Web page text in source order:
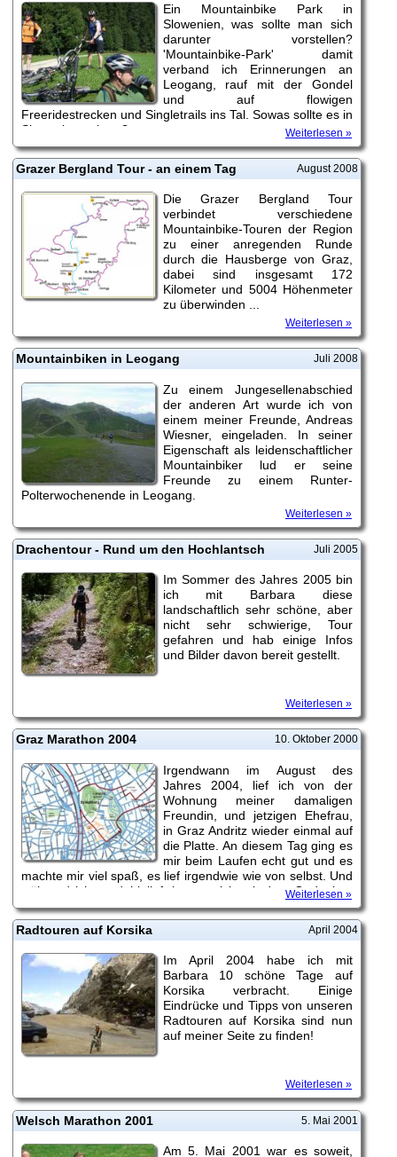
Ein Mountainbike Park in
Slowenien, was sollte man sich
darunter vorstellen?
'Mountainbike-Park' damit
verband ich Erinnerungen an
Leogang, rauf mit der Gondel
und auf flowigen
Freeridestrecken und Singletrails ins Tal. Sowas sollte es in
Slowenien geben ?
Weiterlesen »
Grazer Bergland Tour - an einem Tag August 2008
Die Grazer Bergland Tour
verbindet verschiedene
Mountainbike-Touren der Region
zu einer anregenden Runde
durch die Hausberge von Graz,
dabei sind insgesamt 172
Kilometer und 5004 Höhenmeter
zu überwinden ...
Weiterlesen »
Mountainbiken in Leogang Juli 2008
Zu einem Jungesellenabschied
der anderen Art wurde ich von
einem meiner Freunde, Andreas
Wiesner, eingeladen. In seiner
Eigenschaft als leidenschaftlicher
Mountainbiker lud er seine
Freunde zu einem Runter-
Polterwochenende in Leogang.
Weiterlesen »
Drachentour - Rund um den Hochlantsch Juli 2005
Im Sommer des Jahres 2005 bin
ich mit Barbara diese
landschaftlich sehr schöne, aber
nicht sehr schwierige, Tour
gefahren und hab einige Infos
und Bilder davon bereit gestellt.
Weiterlesen »
Graz Marathon 2004 10. Oktober 2000
Irgendwann im August des
Jahres 2004, lief ich von der
Wohnung meiner damaligen
Freundin, und jetzigen Ehefrau,
in Graz Andritz wieder einmal auf
die Platte. An diesem Tag ging es
mir beim Laufen echt gut und es
machte mir viel spaß, es lief irgendwie wie von selbst. Und
während ich so dahinlief, begann ich mit dem Gedanken
zu spielen, wiedermal einen Marathon zu laufen um dabei
die Grenzen des...
Weiterlesen »
Radtouren auf Korsika April 2004
Im April 2004 habe ich mit
Barbara 10 schöne Tage auf
Korsika verbracht. Einige
Eindrücke und Tipps von unseren
Radtouren auf Korsika sind nun
auf meiner Seite zu finden!
Weiterlesen »
Welsch Marathon 2001 5. Mai 2001
Am 5. Mai 2001 war es soweit,